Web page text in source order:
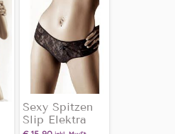
Sexy Spitzen
Slip Elektra